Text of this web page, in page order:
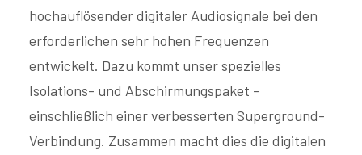
hochauflösender digitaler Audiosignale bei den
erforderlichen sehr hohen Frequenzen
entwickelt. Dazu kommt unser spezielles
Isolations- und Abschirmungspaket -
einschließlich einer verbesserten Superground-
Verbindung. Zusammen macht dies die digitalen